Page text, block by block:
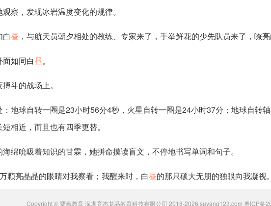
察，发现冰岩温度变化的规律。
白昼 ，与航天员朝夕相处的教练、专家来了，手举鲜花的少先队员来了，
如同白昼。
搏斗的战场上。
地球自转一圈是23小时56分4秒，火星自转一圈是24小时37分；地球自转
短相近，而且也有四季更替。
绵吮吸着知识的甘霖，她拼命摸读盲文，不停地书写单词和句子。
颗亮晶晶的眼睛对我察看；我醒来时，白昼的那只硕大无朋的独眼向我凝视。
Copyright © 粟氧教育 深圳育杰龙品教育科技有限公司 2018-2026 suyang123.com 粤ICP备